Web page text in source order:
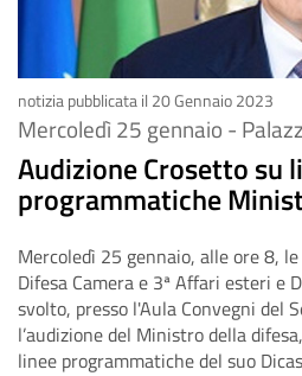
notizia pubblicata il 20 Gennaio 2023
Mercoledì 25 gennaio -
Audizione Crosetto su
programmatiche
Mercoledì 25 gennaio, alle ore 8,
Difesa Camera e 3ª Affari esteri e
svolto, presso l'Aula Convegni del
l’audizione del Ministro della
linee programmatiche del suo